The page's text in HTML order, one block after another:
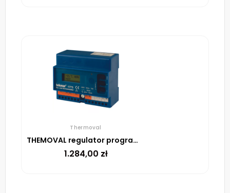
Thermoval
THEMOVAL regulator programowalny TR1773
1.284,00 zł